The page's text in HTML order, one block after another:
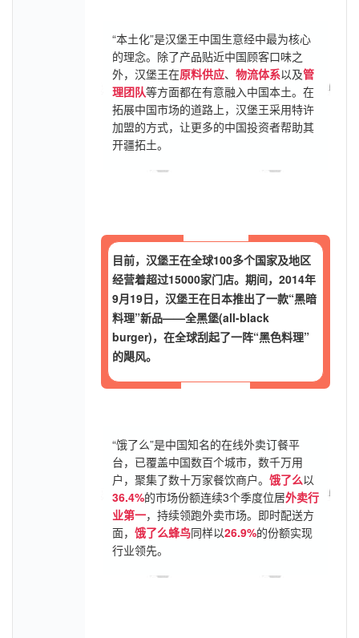
“本土化”是汉堡王中国生意经中最为核心
的理念。除了产品贴近中国顾客口味之
外，汉堡王在原料供应、 物流体系以及管
理团队等方面都在有意融入中国本土。在
拓展中国市场的道路上，汉堡王采用特许
加盟的方式，让更多的中国投资者帮助其
开疆拓土。
目前，汉堡王在全球100多个国家及地区
经营着超过15000家门店。期间，2014年
9月19日，汉堡王在日本推出了一款“黑暗
料理”新品——全黑堡(all-black
burger)，在全球刮起了一阵“黑色料理”
的飓风。
“饿了么”是中国知名的在线外卖订餐平
台，已覆盖中国数百个城市，数千万用
户，聚集了数十万家餐饮商户。 饿了么以
36.4%的市场份额连续3个季度位居外卖行
业第一，持续领跑外卖市场。即时配送方
面， 饿了么蜂鸟同样以26.9%的份额实现
行业领先。